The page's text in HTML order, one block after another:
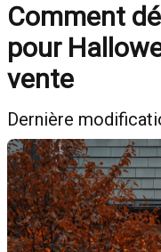
Comment
pour
vente
Dernière